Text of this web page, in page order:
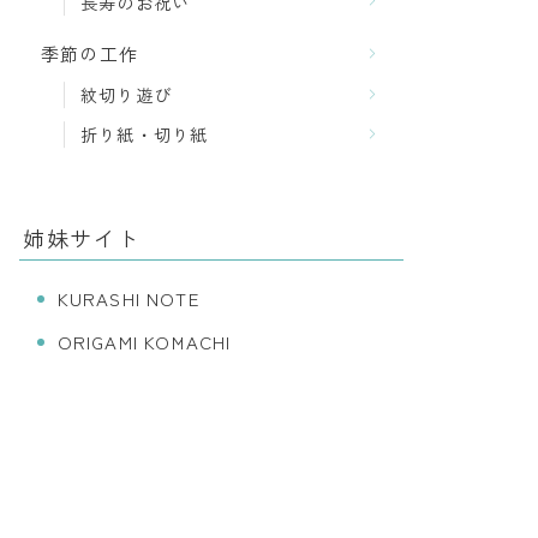
季節の工作
紋切り遊び
折り紙・切り紙
姉妹サイト
KURASHI NOTE
ORIGAMI KOMACHI